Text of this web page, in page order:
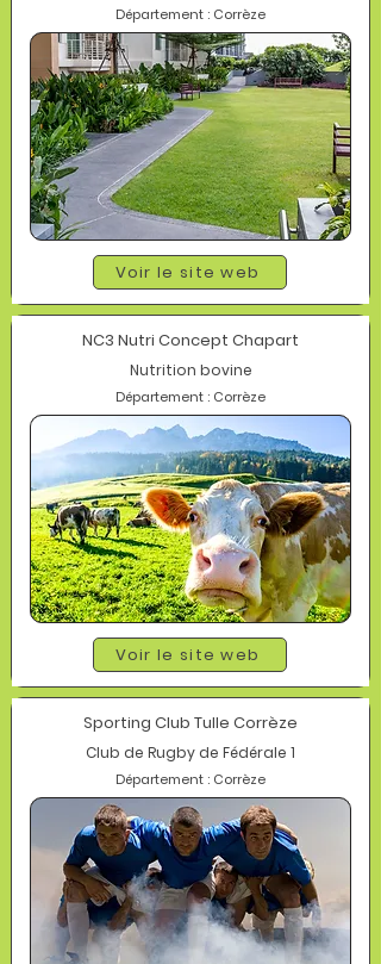
Département : Corrèze
Voir le site web
NC3 Nutri Concept Chapart
Nutrition bovine
Département : Corrèze
Voir le site web
Sporting Club Tulle Corrèze
Club de Rugby de Fédérale 1
Département : Corrèze